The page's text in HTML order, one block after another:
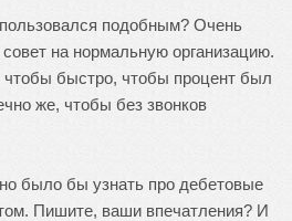
подобным? Очень
на нормальную организацию.
чтобы быстро, чтобы процент был
же, чтобы без звонков
было бы узнать про дебетовые
Пишите, ваши впечатления? И